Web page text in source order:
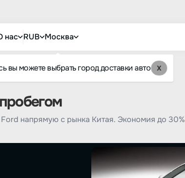
нас RUB Москва
вы можете выбрать город доставки авто X
напрямую с рынка Китая. Экономия до 30%